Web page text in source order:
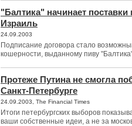
"Балтика" начинает
Израиль
24.09.2003
Подписание договора стало
кошерности, выданному пиву
Протеже Путина не смогла
Санкт-Петербурге
24.09.2003, The Financial Times
Итоги петербургских выборов
ваши собственные идеи, а не за